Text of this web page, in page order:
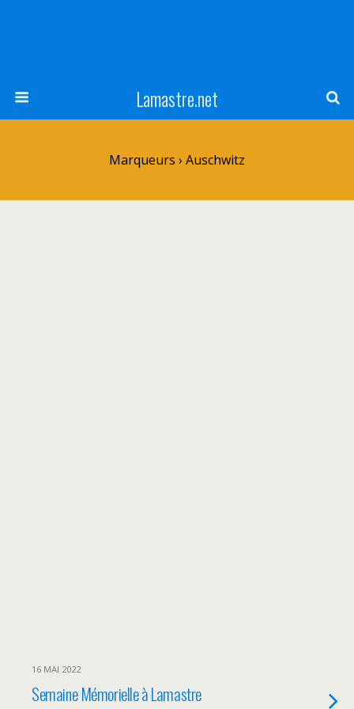
Lamastre.net
Marqueurs › Auschwitz
16 MAI 2022
Semaine Mémorielle à Lamastre